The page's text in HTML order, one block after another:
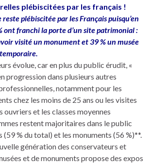
plébiscitées par les français !
plébiscitée par les Français puisqu’en
ont franchi la porte d’un site patrimonial :
visité un monument et 39 % un musée
évolue, car en plus du public érudit, «
progression dans plusieurs autres
notamment pour les
chez les moins de 25 ans ou les visites
ouvriers et les classes moyennes
restent majoritaires dans le public
(59 % du total) et les monuments (56 %)**.
génération des conservateurs et
et de monuments propose des expos